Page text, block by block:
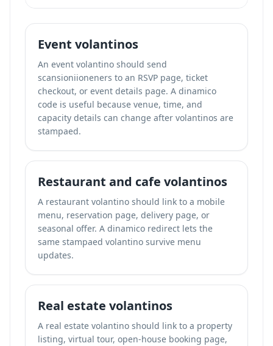
Event volantinos
An event volantino should send
scansioniioneners to an RSVP page, ticket
checkout, or event details page. A dinamico
code is useful because venue, time, and
capacity details can change after volantinos are
stampaed.
Restaurant and cafe volantinos
A restaurant volantino should link to a mobile
menu, reservation page, delivery page, or
seasonal offer. A dinamico redirect lets the
same stampaed volantino survive menu
updates.
Real estate volantinos
A real estate volantino should link to a property
listing, virtual tour, open-house booking page,